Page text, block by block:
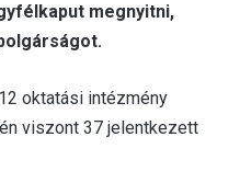
megnyitni,
oktatási intézmény
viszont 37 jelentkezett